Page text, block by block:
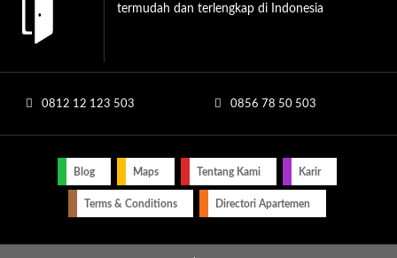
termudah dan terlengkap di Indonesia
0812 12 123 503 0856 78 50 503
Blog Maps Tentang Kami Karir
Terms & Conditions Directori Apartemen